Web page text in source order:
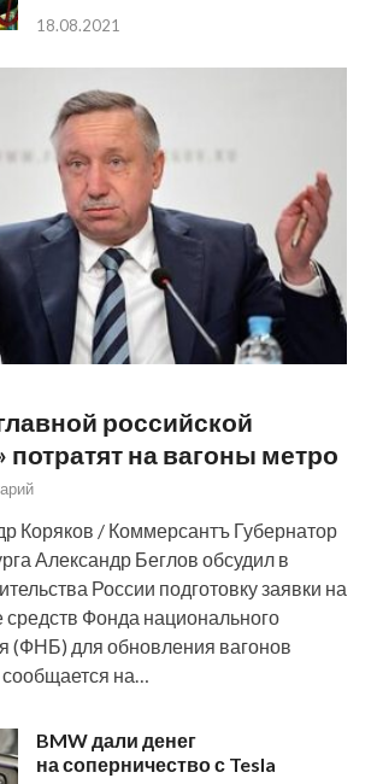
18.08.2021
российской
на вагоны метро
Коряков / Коммерсантъ Губернатор
Александр Беглов обсудил в
России подготовку заявки на
средств Фонда национального
(ФНБ) для обновления вагонов
на…
BMW дали денег
на соперничество с Tesla